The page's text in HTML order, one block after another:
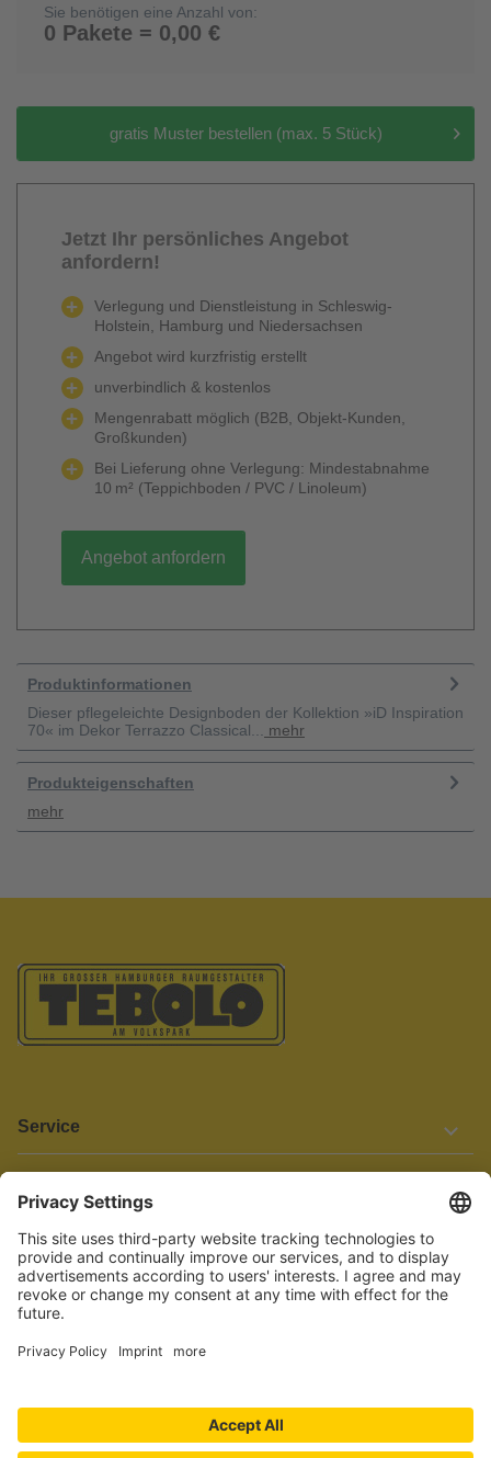
Sie benötigen eine Anzahl von:
0 Pakete = 0,00 €
gratis Muster bestellen (max. 5 Stück)
Jetzt Ihr persönliches Angebot
anfordern!
Verlegung und Dienstleistung in Schleswig-
Holstein, Hamburg und Niedersachsen
Angebot wird kurzfristig erstellt
unverbindlich & kostenlos
Mengenrabatt möglich (B2B, Objekt-Kunden,
Großkunden)
Bei Lieferung ohne Verlegung: Mindestabnahme
10 m² (Teppichboden / PVC / Linoleum)
Angebot anfordern
Produktinformationen
Dieser pflegeleichte Designboden der Kollektion »iD Inspiration
70« im Dekor Terrazzo Classical...
mehr
Produkteigenschaften
mehr
Service
Informationen
Barrierefreiheit
Wir bemühen uns, unsere Website barrierefrei zu gestalten.
Einige Inhalte und Funktionen sind derzeit jedoch noch nicht
vollständig zugänglich. Wenn Sie auf Barrieren stoßen oder Hilfe
benötigen, kontaktieren Sie uns bitte unter service[at]knutzen.de.
Vertrag widerrufen
© 2026 TEBOLO